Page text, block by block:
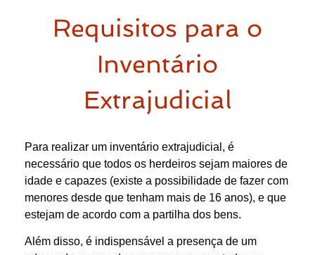
Requisitos para o
Inventário
Extrajudicial
Para realizar um inventário extrajudicial, é
necessário que todos os herdeiros sejam maiores de
idade e capazes (existe a possibilidade de fazer com
menores desde que tenham mais de 16 anos), e que
estejam de acordo com a partilha dos bens.
Além disso, é indispensável a presença de um